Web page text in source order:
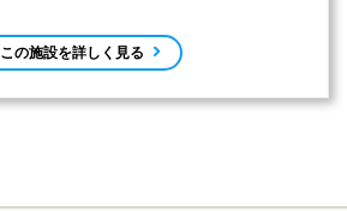
この施設を詳しく見る